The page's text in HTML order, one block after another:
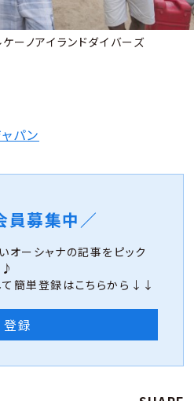
ーノアイランドダイバーズ
パン
員募集中／
オーシャナの記事をピック
♪
て簡単登録はこちらから↓↓
登録